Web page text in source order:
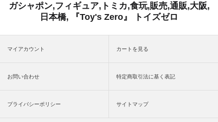
ガシャポン,フィギュア,トミカ,食玩,販売,通販,大阪,
日本橋, 『Toy's Zero』 トイズゼロ
マイアカウント カートを見る
お問い合わせ 特定商取引法に基く表記
プライバシーポリシー サイトマップ